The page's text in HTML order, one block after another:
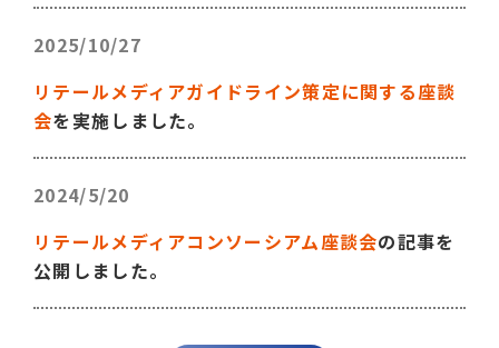
2025/10/27
リテールメディアガイドライン策定に関する座談
会を実施しました。
2024/5/20
リテールメディアコンソーシアム座談会の記事を
公開しました。